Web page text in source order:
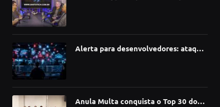
Alerta para desenvolvedores: ataque
Anula Multa conquista o Top 30 do